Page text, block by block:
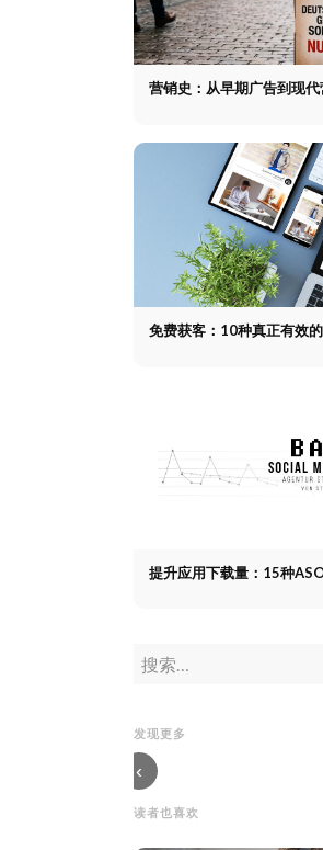
营销史：从早期广告到现
免费获客：10种真正有效
提升应用下载量：15种
发现更多
‹
册：定义、作用及在营
读者也喜欢